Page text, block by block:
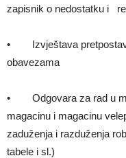
zapisnik o nedostatku i
• Izvještava
obavezama
• Odgovara za rad u
magacinu i magacinu
zaduženja i razduženja
tabele i sl.)